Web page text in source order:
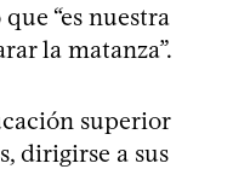
“es nuestra
la matanza”.
superior
dirigirse a sus